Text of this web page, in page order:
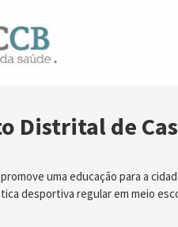
Distrital de
uma educação para a
desportiva regular em meio